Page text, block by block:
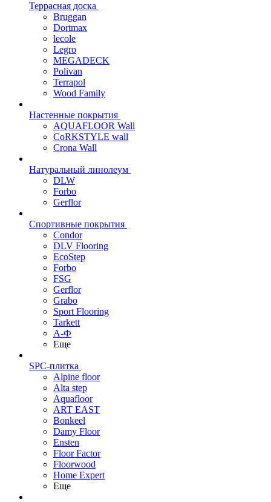
Террасная доска
Bruggan
Dortmax
lecole
Legro
MEGADECK
Polivan
Terrapol
Wood Family
Настенные покрытия
AQUAFLOOR Wall
CoRKSTYLE wall
Crona Wall
Натуральный линолеум
DLW
Forbo
Gerflor
Спортивные покрытия
Condor
DLV Flooring
EcoStep
Forbo
FSG
Gerflor
Grabo
Sport Flooring
Tarkett
А-Ф
Еще
SPC-плитка
Alpine floor
Alta step
Aquafloor
ART EAST
Bonkeel
Damy Floor
Ensten
Floor Factor
Floorwood
Home Expert
Еще